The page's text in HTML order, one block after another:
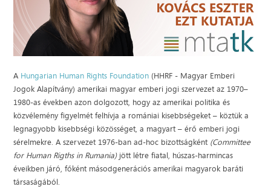
A Hungarian Human Rights Foundation (HHRF - Magyar Emberi
Jogok Alapítvány) amerikai magyar emberi jogi szervezet az 1970–
1980-as években azon dolgozott, hogy az amerikai politika és
közvélemény figyelmét felhívja a romániai kisebbségeket – köztük a
legnagyobb kisebbségi közösséget, a magyart – érő emberi jogi
sérelmekre. A szervezet 1976-ban ad-hoc bizottságként (Committee
for Human Rigths in Rumania)jött létre fiatal, húszas-harmincas
éveikben járó, főként másodgenerációs amerikai magyarok baráti
társaságából.